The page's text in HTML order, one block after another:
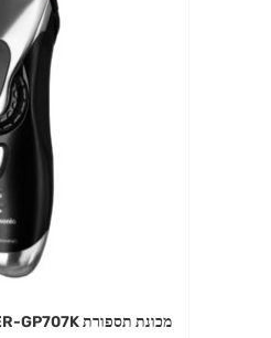
מכונת תספורת Panasonic ER-GP707K